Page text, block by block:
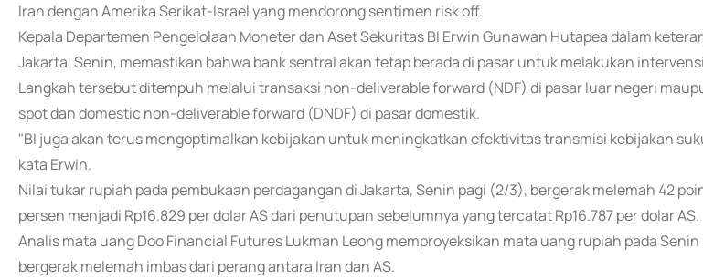
Iran dengan Amerika Serikat-Israel yang mendorong sentimen risk off.
Kepala Departemen Pengelolaan Moneter dan Aset Sekuritas BI Erwin Gunawan Hutapea dalam
Jakarta, Senin, memastikan bahwa bank sentral akan tetap berada di pasar untuk melakukan
Langkah tersebut ditempuh melalui transaksi non-deliverable forward (NDF) di pasar luar negeri
spot dan domestic non-deliverable forward (DNDF) di pasar domestik.
"BI juga akan terus mengoptimalkan kebijakan untuk meningkatkan efektivitas transmisi kebijakan
kata Erwin.
Nilai tukar rupiah pada pembukaan perdagangan di Jakarta, Senin pagi (2/3), bergerak melemah 42
persen menjadi Rp16.829 per dolar AS dari penutupan sebelumnya yang tercatat Rp16.787 per dolar AS.
Analis mata uang Doo Financial Futures Lukman Leong memproyeksikan mata uang rupiah pada Senin
bergerak melemah imbas dari perang antara Iran dan AS.